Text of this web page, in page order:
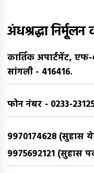
अंधश्रद्धा निर्मूलन
कार्तिक अपार्टमेंट,
सांगली - 416416.
फोन नंबर - 0233-
9970174628 (सुहास
9975692121 (सुहास